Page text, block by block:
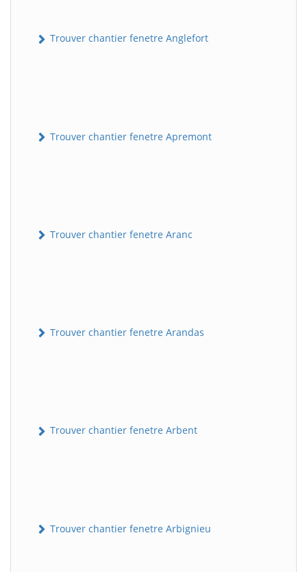
Trouver chantier fenetre Anglefort
Trouver chantier fenetre Apremont
Trouver chantier fenetre Aranc
Trouver chantier fenetre Arandas
Trouver chantier fenetre Arbent
Trouver chantier fenetre Arbignieu